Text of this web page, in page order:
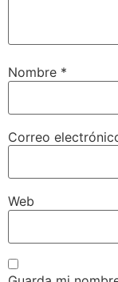
Nombre *
Correo
Web